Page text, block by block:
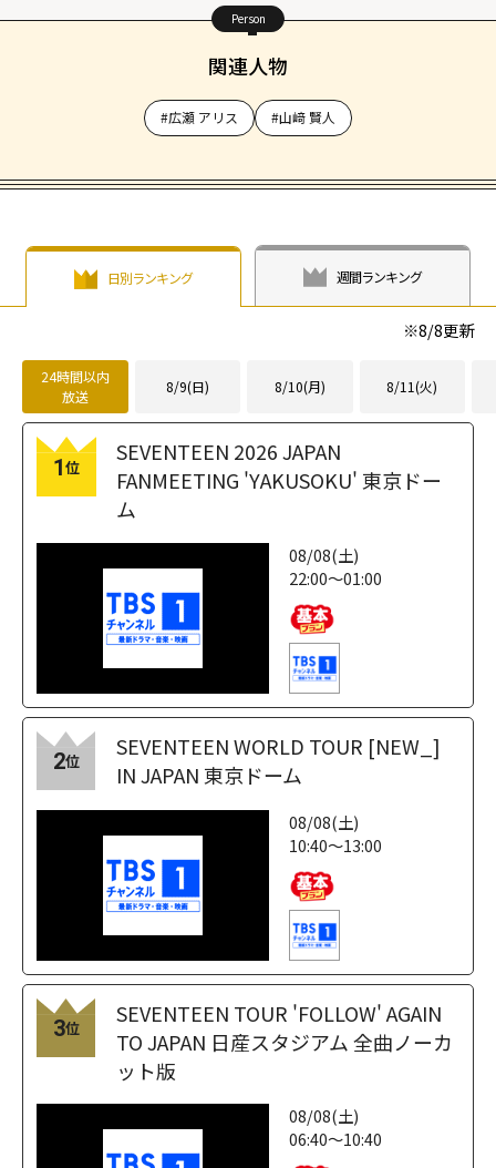
Person
関連人物
#広瀬 アリス #山﨑 賢人
日別ランキング 週間ランキング
※8/8更新
24時間以内
放送
8/9(日) 8/10(月) 8/11(火)
1位
SEVENTEEN 2026 JAPAN
FANMEETING 'YAKUSOKU' 東京ドー
ム
08/08(土)
22:00～01:00
2位
SEVENTEEN WORLD TOUR [NEW_]
IN JAPAN 東京ドーム
08/08(土)
10:40～13:00
3位
SEVENTEEN TOUR 'FOLLOW' AGAIN
TO JAPAN 日産スタジアム 全曲ノーカ
ット版
08/08(土)
06:40～10:40